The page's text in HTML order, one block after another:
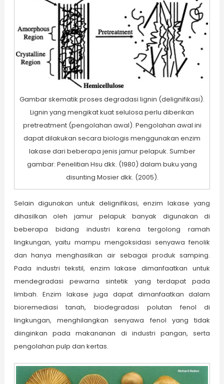
Gambar skematik proses degradasi lignin (delignifikasi).
Lignin yang mengikat kuat selulosa perlu diberikan
pretreatment (pengolahan awal). Pengolahan awal ini
dapat dilakukan secara biologis menggunakan enzim
lakase dari beberapa jenis jamur pelapuk. Sumber
gambar: Penelitian Hsu dkk. (1980) dalam buku yang
disunting Mosier dkk. (2005).
Selain digunakan untuk delignifikasi, enzim lakase yang
dihasilkan oleh jamur pelapuk banyak digunakan di
beberapa bidang industri karena tergolong ramah
lingkungan, yaitu mampu mengoksidasi senyawa fenolik
dan hanya menghasilkan air sebagai produk samping.
Pada industri tekstil, enzim lakase dimanfaatkan untuk
mendegradasi pewarna sintetik yang terdapat pada
limbah. Enzim lakase juga dapat dimanfaatkan dalam
bioremediasi tanah, biodegradasi polutan fenol di
lingkungan, menghilangkan senyawa fenol yang tidak
diinginkan pada makananan di industri pangan, serta
pengolahan pulp dan kertas.